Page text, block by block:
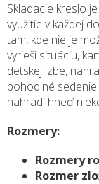
Skladacie kreslo
využitie v každej
tam, kde nie je
vyrieši situáciu,
detskej izbe,
pohodlné
nahradí hneď
Rozmery:
Rozmery
Rozmer